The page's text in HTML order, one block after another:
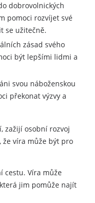
dobrovolnických
pomoci rozvíjet své
se užitečně.
zásad svého
být lepšími lidmi a
svou náboženskou
překonat výzvy a
zažijí osobní rozvoj
že víra může být pro
cestu. Víra může
jim pomůže najít